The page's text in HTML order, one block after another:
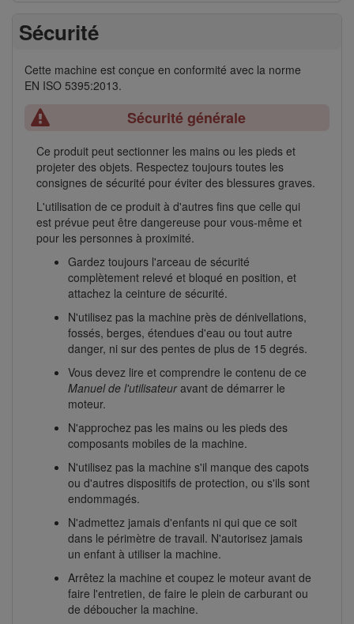
Sécurité
Cette machine est conçue en conformité avec la norme
EN ISO 5395:2013.
Sécurité générale
Ce produit peut sectionner les mains ou les pieds et
projeter des objets. Respectez toujours toutes les
consignes de sécurité pour éviter des blessures graves.
L'utilisation de ce produit à d'autres fins que celle qui
est prévue peut être dangereuse pour vous-même et
pour les personnes à proximité.
Gardez toujours l'arceau de sécurité
complètement relevé et bloqué en position, et
attachez la ceinture de sécurité.
N'utilisez pas la machine près de dénivellations,
fossés, berges, étendues d'eau ou tout autre
danger, ni sur des pentes de plus de 15 degrés.
Vous devez lire et comprendre le contenu de ce
Manuel de l'utilisateuravant de démarrer le
moteur.
N'approchez pas les mains ou les pieds des
composants mobiles de la machine.
N'utilisez pas la machine s'il manque des capots
ou d'autres dispositifs de protection, ou s'ils sont
endommagés.
N'admettez jamais d'enfants ni qui que ce soit
dans le périmètre de travail. N'autorisez jamais
un enfant à utiliser la machine.
Arrêtez la machine et coupez le moteur avant de
faire l'entretien, de faire le plein de carburant ou
de déboucher la machine.